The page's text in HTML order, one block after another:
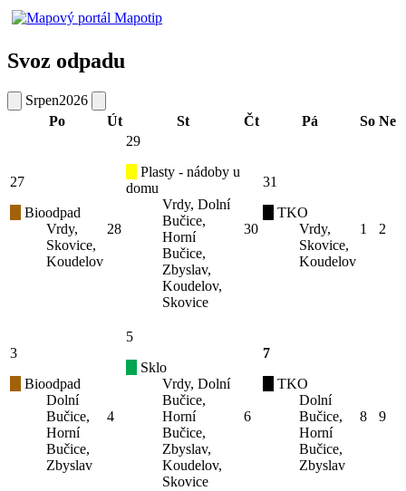
Svoz odpadu
Srpen2026
Po
Út St Čt Pá So Ne
27
Bioodpad
Vrdy,
Skovice,
Koudelov
28
29
Plasty - nádoby u
domu
Vrdy, Dolní
Bučice,
Horní
Bučice,
Zbyslav,
Koudelov,
Skovice
30
31
TKO
Vrdy,
Skovice,
Koudelov
1 2
3
Bioodpad
Dolní
Bučice,
Horní
Bučice,
Zbyslav
4
5
Sklo
Vrdy, Dolní
Bučice,
Horní
Bučice,
Zbyslav,
Koudelov,
Skovice
6
7
TKO
Dolní
Bučice,
Horní
Bučice,
Zbyslav
8 9